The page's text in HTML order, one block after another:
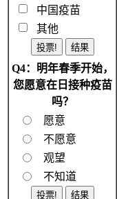
中国疫苗
其他
Q4：明年春季开始，
您愿意在日接种疫苗
吗？
愿意
不愿意
观望
不知道